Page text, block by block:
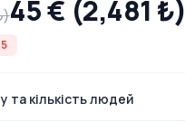
45 € (2,481 ₺)
та кількість людей